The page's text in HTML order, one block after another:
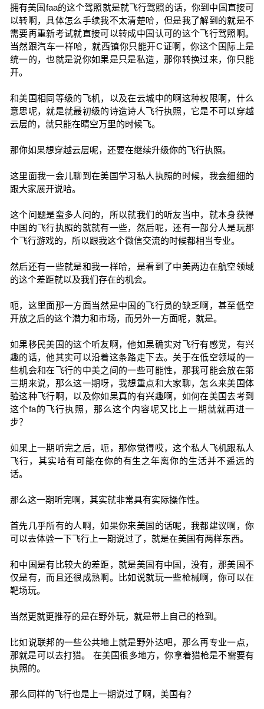
拥有美国faa的这个驾照就是就飞行驾照的话，你到中国直接可
以转啊，具体怎么手续我不太清楚哈，但是我了解到的就是不
需要再重新考试就直接可以转成中国认可的这个飞行驾照啊。
当然跟汽车一样哈，就西镇你只能开C证啊，你这个国际上是
统一的，也就是说你如果是只是私造，那你转换过来，你只能
开。
和美国相同等级的飞机，以及在云城中的啊这种权限啊，什么
意思呢，就是就最初级的诗造诗人飞行执照，它是不可以穿越
云层的，就只能在晴空万里的时候飞。
那你如果想穿越云层呢，还要在继续升级你的飞行执照。
这里面我一会儿聊到在美国学习私人执照的时候，我会细细的
跟大家展开说哈。
这个问题是蛮多人问的，所以就我们的听友当中，就本身获得
中国的飞行执照的就就有一些，然后呢，还有一部分人是玩那
个飞行游戏的，所以跟我这个微信交流的时候都相当专业。
然后还有一些就是和我一样哈，是看到了中美两边在航空领域
的这个差距就以及我们存在的机会。
呃，这里面那一方面当然是中国的飞行员的缺乏啊，甚至低空
开放之后的这个潜力和市场，而另外一方面呢，就是。
如果移民美国的这个听友啊，他如果确实对飞行有感觉，有兴
趣的话，他其实可以沿着这条路走下去。关于在低空领域的一
些机会和在飞行的中美之间的一些可能性，那我可能会放在第
三期来说，那么这一期呀，我想重点和大家聊，怎么来美国体
验这种飞行啊，以及你如果真的有兴趣啊，如何在美国去考到
这个fa的飞行执照，那么这个内容呢又比上一期就就再进一
步？
如果上一期听完之后，呃，那你觉得哎，这个私人飞机跟私人
飞行，其实哈有可能在你的有生之年离你的生活并不遥远的
话。
那么这一期听完啊，其实就非常具有实际操作性。
首先几乎所有的人啊，如果你来美国的话呢，我都建议啊，你
可以去体验一下飞行上一期说过了，就是在美国有两样东西。
和中国是有比较大的差距，就是美国有中国，没有，那美国不
仅是有，而且还很成熟啊。比如说就玩一些枪械啊，你可以在
靶场玩。
当然更就更推荐的是在野外玩，就是带上自己的枪到。
比如说联邦的一些公共地上就是野外达吧，那么再专业一点，
那就是可以去打猎。 在美国很多地方，你拿着猎枪是不需要有
执照的。
那么同样的飞行也是上一期说过了啊，美国有？